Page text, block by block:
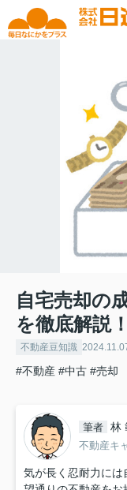
自宅売却の
を徹底解説！
不動産豆知識
#不動産 #中古 #売却
筆者 林
不動産キ
気が長く忍耐力に